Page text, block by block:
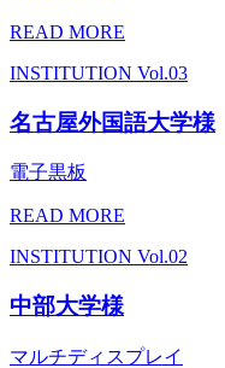
READ MORE
INSTITUTION Vol.03
名古屋外国語大学様
電子黒板
READ MORE
INSTITUTION Vol.02
中部大学様
マルチディスプレイ